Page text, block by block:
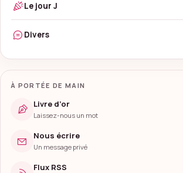
Le jour J
Divers
À PORTÉE DE MAIN
Livre d’or
Laissez-nous un mot
Nous écrire
Un message privé
Flux RSS